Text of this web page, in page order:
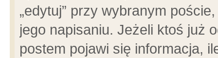
„edytuj” przy wybranym
jego napisaniu. Jeżeli ktoś już
postem pojawi się informacja,